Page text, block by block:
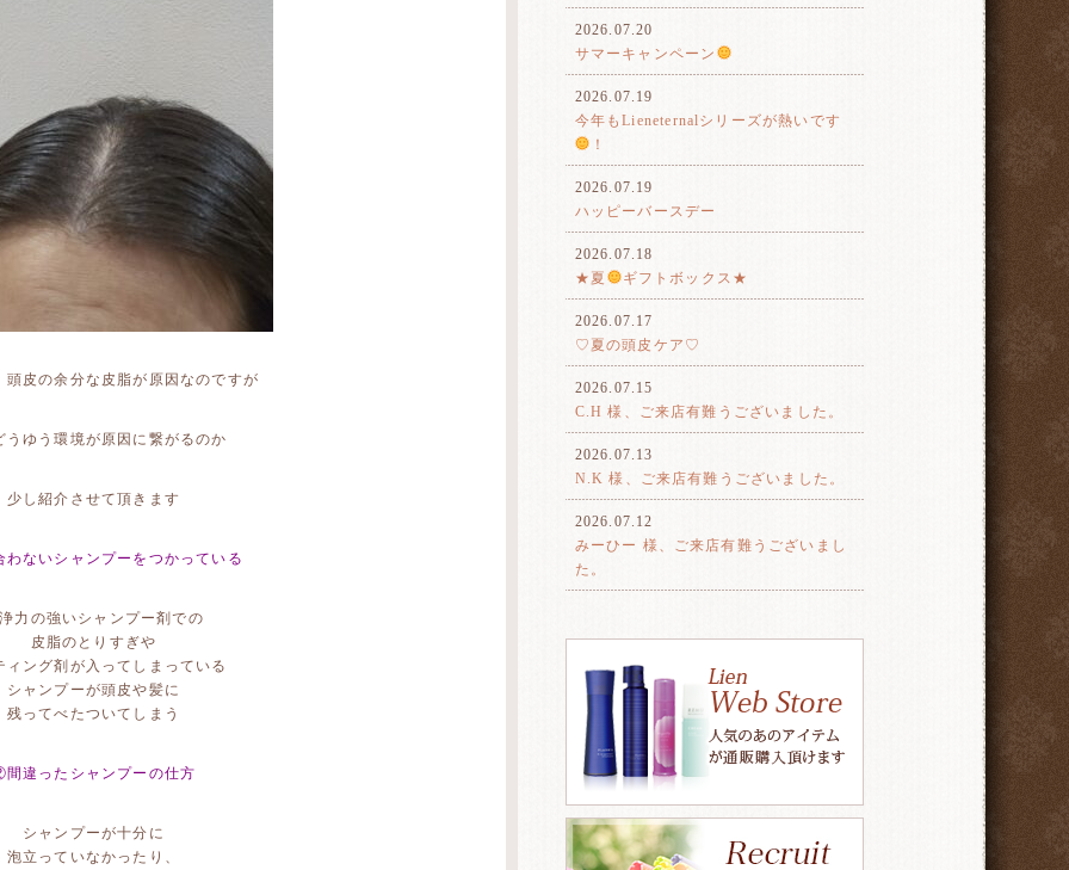
頭皮の余分な皮脂が原因なのですが
うゆう環境が原因に繋がるのか
少し紹介させて頂きます
ないシャンプーをつかっている
力の強いシャンプー剤での
皮脂のとりすぎや
ィング剤が入ってしまっている
シャンプーが頭皮や髪に
残ってべたついてしまう
違ったシャンプーの仕方
シャンプーが十分に
泡立っていなかったり、
2026.07.20
サマーキャンペーン
2026.07.19
今年もLieneternalシリーズが熱いです
！
2026.07.19
ハッピーバースデー
2026.07.18
★夏
ギフトボックス★
2026.07.17
♡夏の頭皮ケア♡
2026.07.15
C.H 様、ご来店有難うございました。
2026.07.13
N.K 様、ご来店有難うございました。
2026.07.12
みーひー 様、ご来店有難うございまし
た。